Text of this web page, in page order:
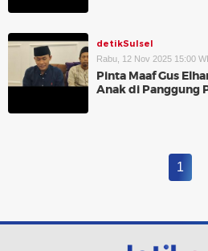
detikSulsel
Rabu, 12 Nov 2025 15:00
Pinta Maaf Gus
Anak di Panggung
1